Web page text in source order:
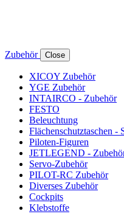
Zubehör Close
XICOY Zubehör
YGE Zubehör
INTAIRCO - Zubehör
FESTO
Beleuchtung
Flächenschutztaschen -
Piloten-Figuren
JETLEGEND -
Servo-Zubehör
PILOT-RC Zubehör
Diverses Zubehör
Cockpits
Klebstoffe